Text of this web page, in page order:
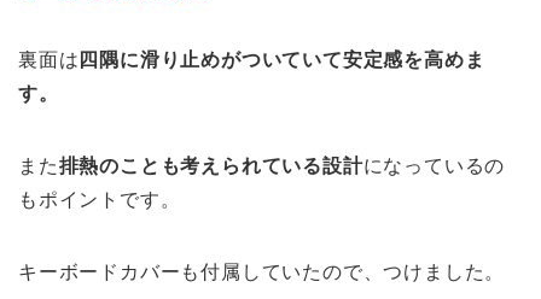
裏面は 四隅に滑り止めがついていて安定感を高めま
す。
また排熱のことも考えられている設計になっているの
もポイントです。
キーボードカバーも付属していたので、つけました。